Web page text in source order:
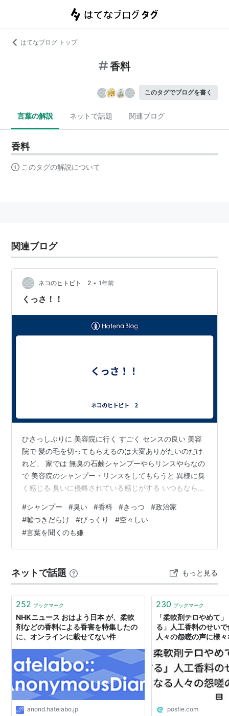
はてなブログ トップ
香料
このタグでブログを書く
言葉の解説 ネットで話題 関連ブログ
香料
このタグの解説について
関連ブログ
ネコのヒトビト 2 • 1年前
くっさ！！
ひさっしぶりに 美容院に行く すごく センスの良い 美容
院で 髪の毛を切ってもらえるのは大変ありがたいのだけ
れど、 家では 無臭の石鹸シャンプーやらリンスやらなの
で 美容院のシャンプー・リンスをしてもらうと 異様に臭
く感じる 臭いに侵略されている感じがする いつもなら、
った 人間の感度には「閾値」というものがあって、 閾値
を飛び越えると 「こいつはやべえ」となるんだけど おお
くの人々が、 閾値をひどく押し広げられて なんでもかん
でも 受け入れることができるような 受容ができるよう
るのかもし…
#シャンプー #臭い #香料 #きっつ #政治家
#嘘つきだらけ #びっくり #空々しい
#言葉を聞くのも嫌
ネットで話題 もっと見る
252 ブックマーク
NHKニュース おはよう日本 が、柔軟
剤などの香料による香害を特集したの
に、オンラインに載せてない件
anond.hatelabo.jp
230 ブックマーク
「柔軟剤テロやめて
る」人工香料のせい
人々の怨嗟の声に様
posfie.com